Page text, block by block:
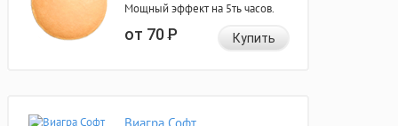
Мощный эффект на 5ть часов.
от 70Р Купить